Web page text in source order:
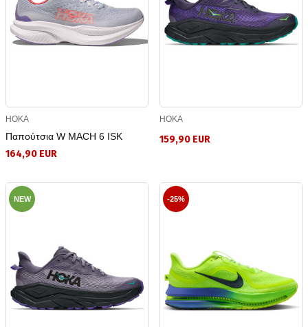
HOKA
Παπούτσια W MACH 6 ISK
164,90 EUR
HOKA
159,90 EUR
NEW -25%